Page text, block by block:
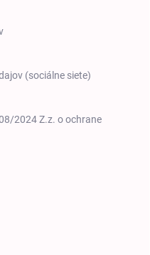
(sociálne siete)
2024 Z.z. o ochrane